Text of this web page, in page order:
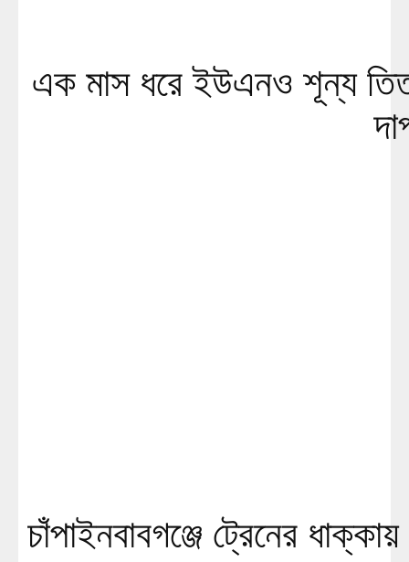
এক মাস ধরে ইউএনও শূন্য
চাঁপাইনবাবগঞ্জে ট্রেনের